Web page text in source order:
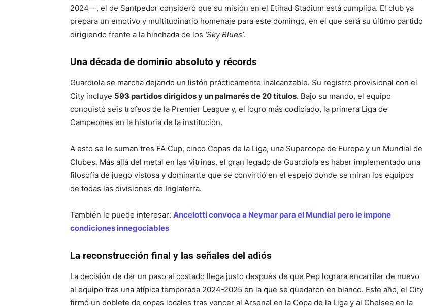
2024—, el de Santpedor consideró que su misión en el Etihad Stadium está cumplida. El club ya
prepara un emotivo y multitudinario homenaje para este domingo, en el que será su último partido
dirigiendo frente a la hinchada de los ‘Sky Blues’.
Una década de dominio absoluto y récords
Guardiola se marcha dejando un listón prácticamente inalcanzable. Su registro provisional con el
City incluye 593 partidos dirigidos y un palmarés de 20 títulos. Bajo su mando, el equipo
conquistó seis trofeos de la Premier League y, el logro más codiciado, la primera Liga de
Campeones en la historia de la institución.
A esto se le suman tres FA Cup, cinco Copas de la Liga, una Supercopa de Europa y un Mundial de
Clubes. Más allá del metal en las vitrinas, el gran legado de Guardiola es haber implementado una
filosofía de juego vistosa y dominante que se convirtió en el espejo donde se miran los equipos
de todas las divisiones de Inglaterra.
También le puede interesar: Ancelotti convoca a Neymar para el Mundial pero le impone
condiciones innegociables
La reconstrucción final y las señales del adiós
La decisión de dar un paso al costado llega justo después de que Pep lograra encarrilar de nuevo
al equipo tras una atípica temporada 2024-2025 en la que se quedaron en blanco. Este año, el City
firmó un doblete de copas locales tras vencer al Arsenal en la Copa de la Liga y al Chelsea en la